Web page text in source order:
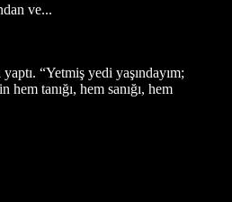
ve...
“Yetmiş yedi yaşındayım;
tanığı, hem sanığı, hem